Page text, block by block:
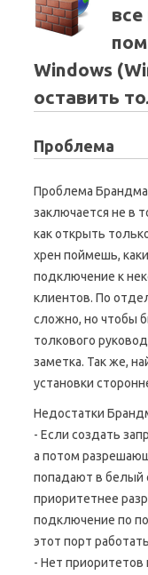
Windows
оставить
Проблема
Проблема
заключается не в
как открыть
хрен поймешь,
подключение к
клиентов. По
сложно, но чтобы
толкового
заметка. Так же,
установки
Недостатки
- Если создать
а потом
попадают в белый
приоритетнее
подключение по
этот порт
- Нет приоритетов